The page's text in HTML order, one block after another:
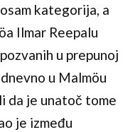
kategorija, a
Ilmar Reepalu
u prepunoj
u Malmöu
da je unatoč tome
je između